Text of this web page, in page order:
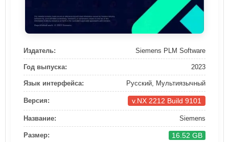
Издатель: Siemens PLM Software
Год выпуска: 2023
Язык интерфейса: Русский, Мультиязычный
Версия: v.NX 2212 Build 9101
Название: Siemens
Размер: 16.52 GB